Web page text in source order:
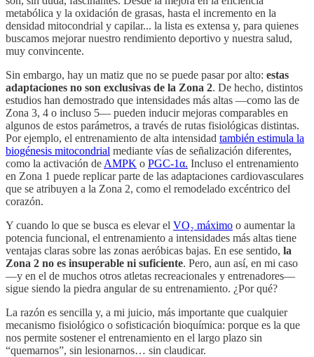
metabólica y la oxidación de grasas, hasta el incremento en la
densidad mitocondrial y capilar... la lista es extensa y, para quienes
buscamos mejorar nuestro rendimiento deportivo y nuestra salud,
muy convincente.
Sin embargo, hay un matiz que no se puede pasar por alto: estas
adaptaciones no son exclusivas de la Zona 2. De hecho, distintos
estudios han demostrado que intensidades más altas —como las de
Zona 3, 4 o incluso 5— pueden inducir mejoras comparables en
algunos de estos parámetros, a través de rutas fisiológicas distintas.
Por ejemplo, el entrenamiento de alta intensidad también estimula la
biogénesis mitocondrial mediante vías de señalización diferentes,
como la activación de AMPK o PGC-1α. Incluso el entrenamiento
en Zona 1 puede replicar parte de las adaptaciones cardiovasculares
que se atribuyen a la Zona 2, como el remodelado excéntrico del
corazón.
Y cuando lo que se busca es elevar el VO₂ máximo o aumentar la
potencia funcional, el entrenamiento a intensidades más altas tiene
ventajas claras sobre las zonas aeróbicas bajas. En ese sentido, la
Zona 2 no es insuperable ni suficiente. Pero, aun así, en mi caso
—y en el de muchos otros atletas recreacionales y entrenadores—
sigue siendo la piedra angular de su entrenamiento. ¿Por qué?
La razón es sencilla y, a mi juicio, más importante que cualquier
mecanismo fisiológico o sofisticación bioquímica: porque es la que
nos permite sostener el entrenamiento en el largo plazo sin
“quemarnos”, sin lesionarnos… sin claudicar.